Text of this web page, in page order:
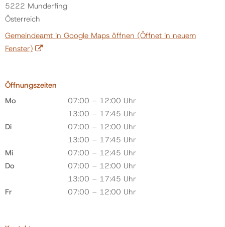
5222 Munderfing
Österreich
Gemeindeamt in Google Maps öffnen (Öffnet in neuem
Fenster)
Öffnungszeiten
Mo
07:00 – 12:00 Uhr
13:00 – 17:45 Uhr
Di
07:00 – 12:00 Uhr
13:00 – 17:45 Uhr
Mi
07:00 – 12:45 Uhr
Do
07:00 – 12:00 Uhr
13:00 – 17:45 Uhr
Fr
07:00 – 12:00 Uhr